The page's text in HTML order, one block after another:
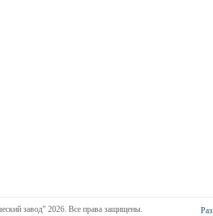
завод" 2026. Все права защищены.